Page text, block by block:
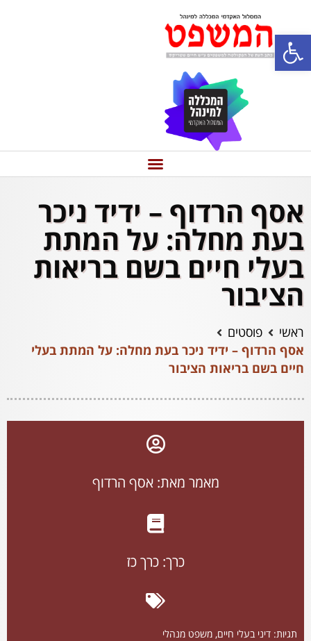
פתח סרגל נגישות
אסף הרדוף – ידיד ניכר
בעת מחלה: על המתת
בעלי חיים בשם בריאות
הציבור
ראשי
פוסטים
אסף הרדוף – ידיד ניכר בעת מחלה: על המתת בעלי
חיים בשם בריאות הציבור
מאמר מאת: אסף הרדוף
כרך: כרך כז
תגיות: דיני בעלי חיים, משפט מנהלי